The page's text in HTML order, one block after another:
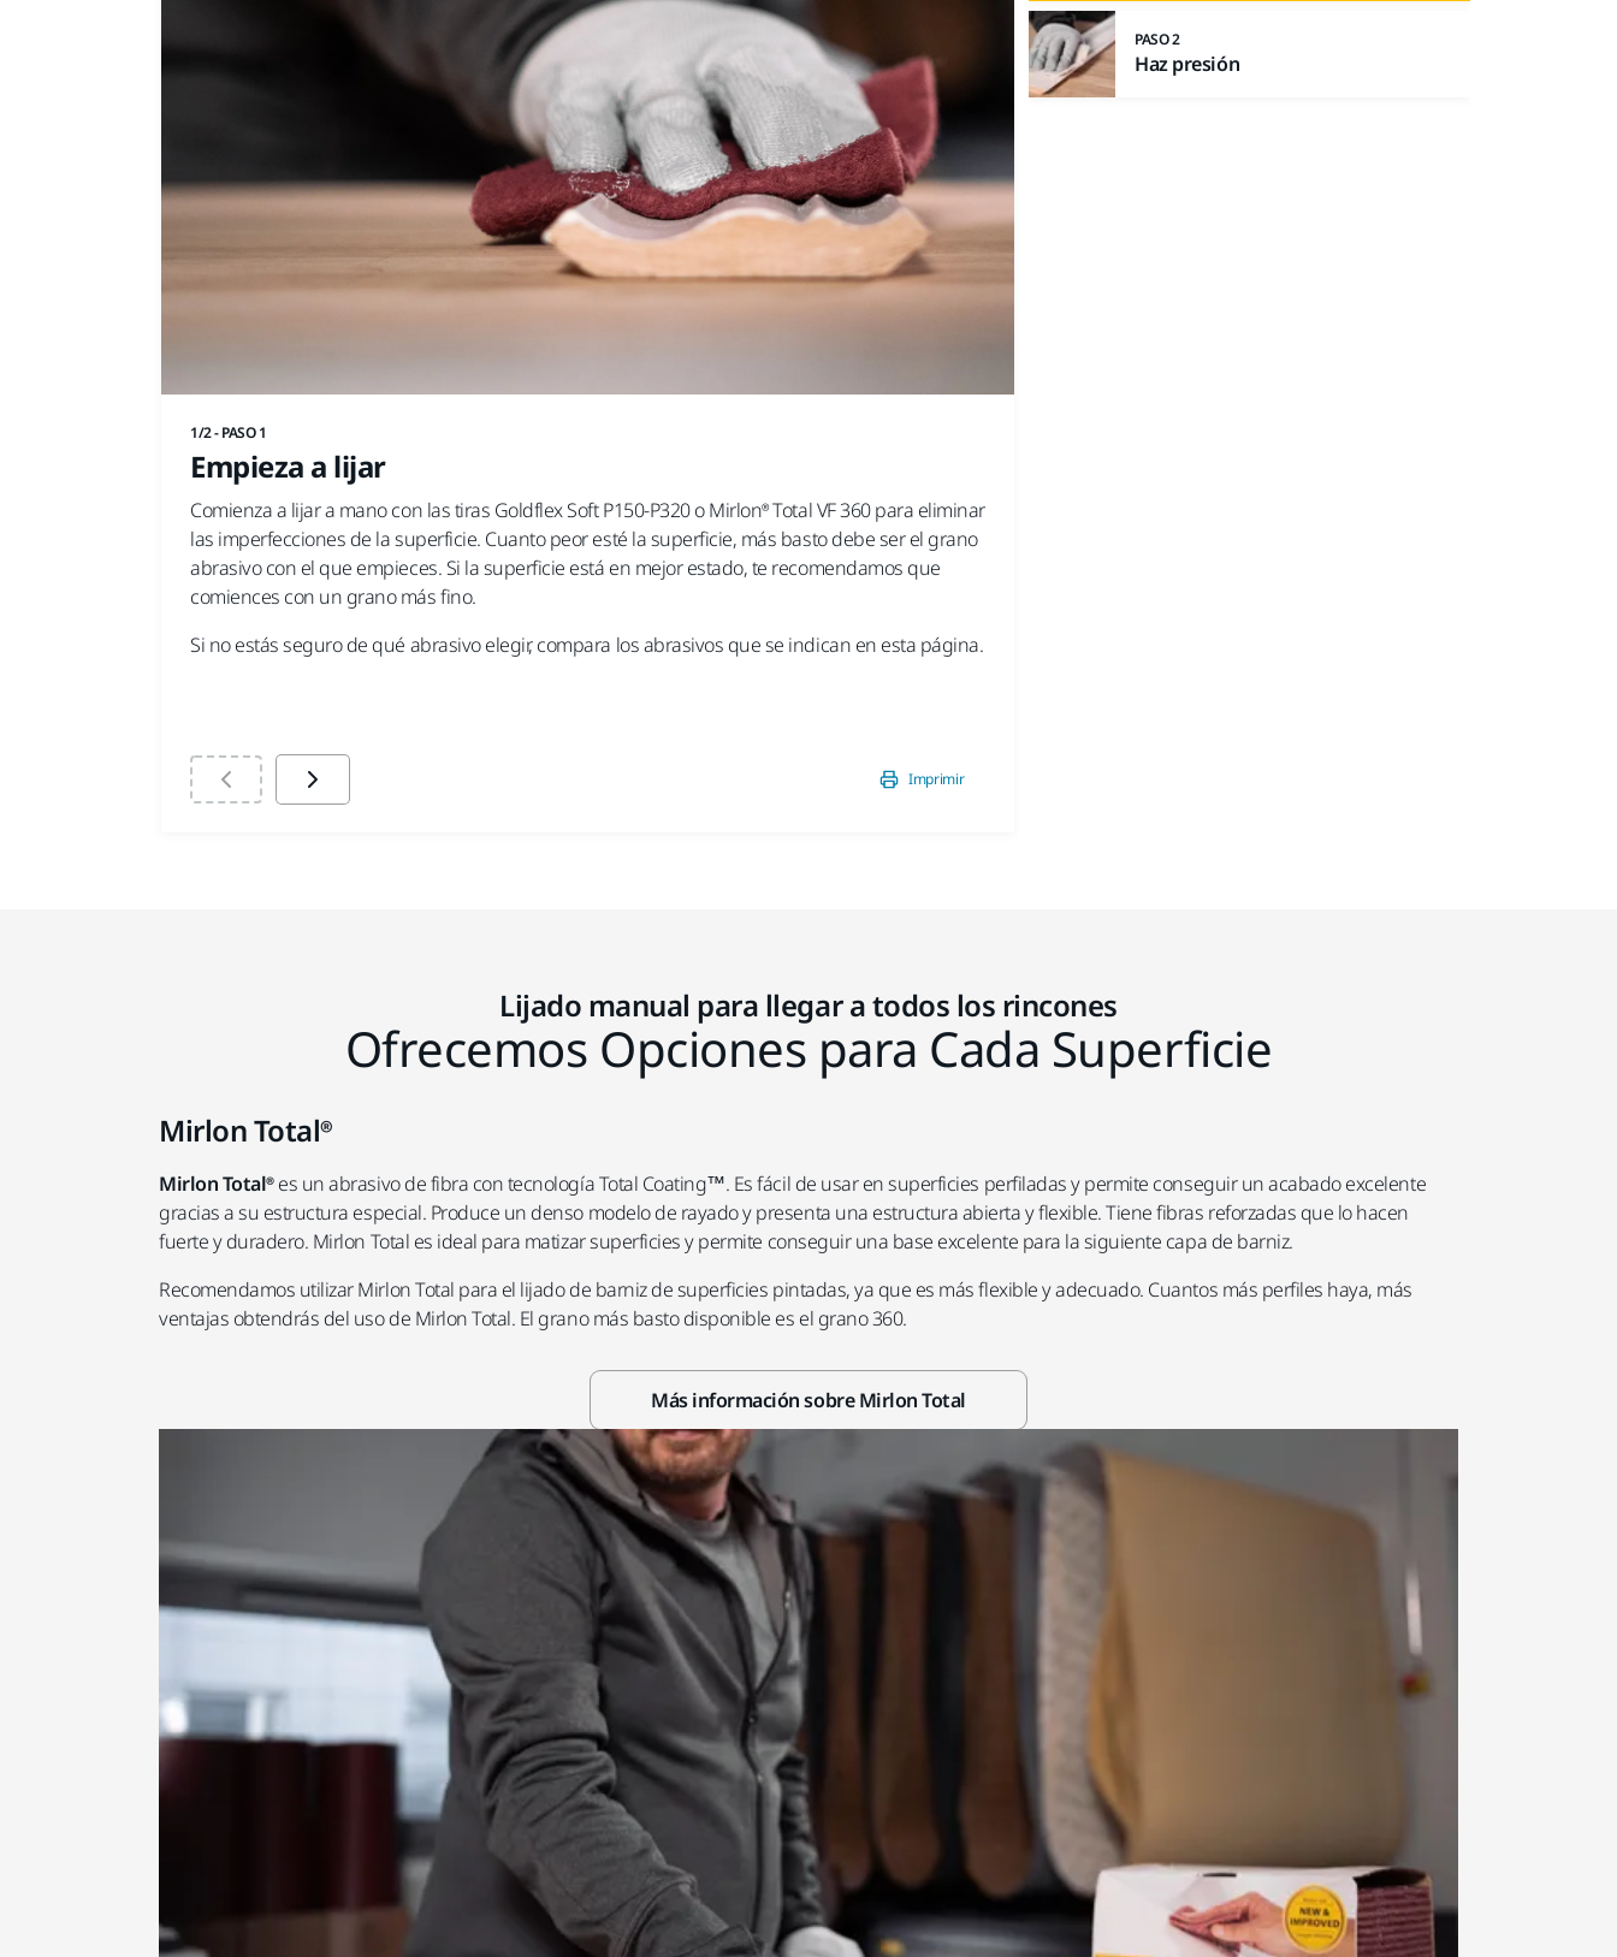
1/2 - PASO 1
Empieza a lijar
Comienza a lijar a mano con las tiras Goldflex Soft P150-P320 o Mirlon® Total VF 360 para eliminar
las imperfecciones de la superficie. Cuanto peor esté la superficie, más basto debe ser el grano
abrasivo con el que empieces. Si la superficie está en mejor estado, te recomendamos que
comiences con un grano más fino.
Si no estás seguro de qué abrasivo elegir, compara los abrasivos que se indican en esta página.
Imprimir
PASO 2
Haz presión
Lijado manual para llegar a todos los rincones
Ofrecemos Opciones para Cada Superficie
Mirlon Total®
Mirlon Total®es un abrasivo de fibra con tecnología Total Coating™. Es fácil de usar en superficies perfiladas y permite conseguir un acabado excelente
gracias a su estructura especial. Produce un denso modelo de rayado y presenta una estructura abierta y flexible. Tiene fibras reforzadas que lo hacen
fuerte y duradero. Mirlon Total es ideal para matizar superficies y permite conseguir una base excelente para la siguiente capa de barniz.
Recomendamos utilizar Mirlon Total para el lijado de barniz de superficies pintadas, ya que es más flexible y adecuado. Cuantos más perfiles haya, más
ventajas obtendrás del uso de Mirlon Total. El grano más basto disponible es el grano 360.
Más información sobre Mirlon Total